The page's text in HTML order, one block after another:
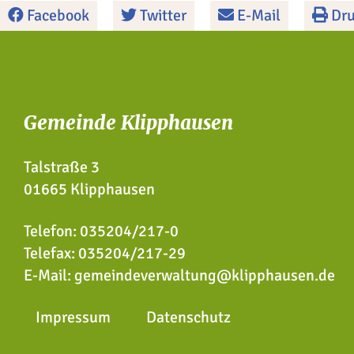
Facebook Twitter E-Mail
Gemeinde Klipphausen
Talstraße 3
01665 Klipphausen
Telefon: 035204/217-0
Telefax: 035204/217-29
E-Mail: gemeindeverwaltung@klipphausen.de
Impressum Datenschutz